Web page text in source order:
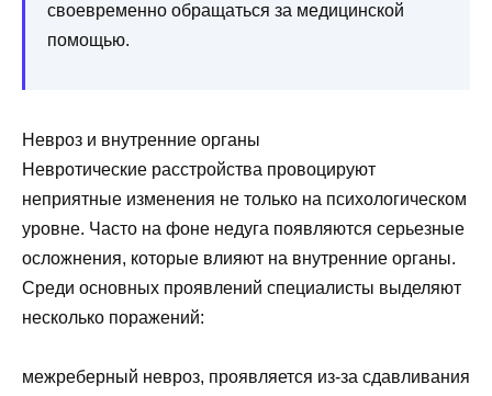
своевременно обращаться за медицинской
помощью.
Невроз и внутренние органы
Невротические расстройства провоцируют
неприятные изменения не только на психологическом
уровне. Часто на фоне недуга появляются серьезные
осложнения, которые влияют на внутренние органы.
Среди основных проявлений специалисты выделяют
несколько поражений:
межреберный невроз, проявляется из-за сдавливания